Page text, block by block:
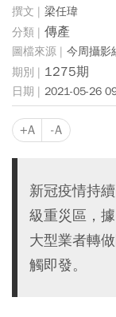
梁任瑋
傳產
今周攝影
1275期
2021-05-26
+A -A
新冠疫情持
級重災區，
大型業者轉
觸即發。